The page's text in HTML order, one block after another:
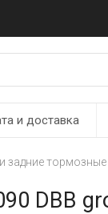
и доставка
задние
DBB